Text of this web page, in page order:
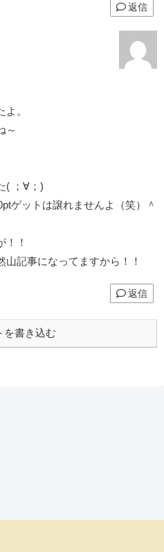
返信
。
～
( ；∀；)
ゲットは譲れませんよ（笑）＾
！！
記事になってますから！！
返信
を書き込む